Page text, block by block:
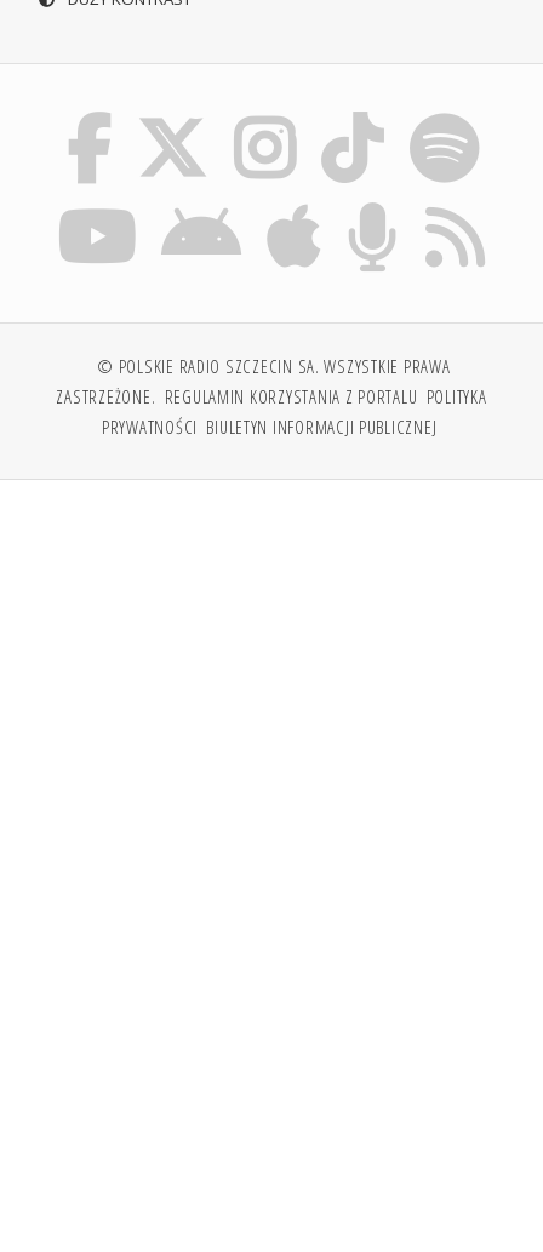
© POLSKIE RADIO SZCZECIN SA. WSZYSTKIE PRAWA
ZASTRZEŻONE. REGULAMIN KORZYSTANIA Z PORTALU POLITYKA
PRYWATNOŚCI BIULETYN INFORMACJI PUBLICZNEJ